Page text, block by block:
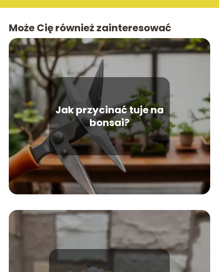
Może Cię również zainteresować
Jak przycinać tuje na
bonsai?